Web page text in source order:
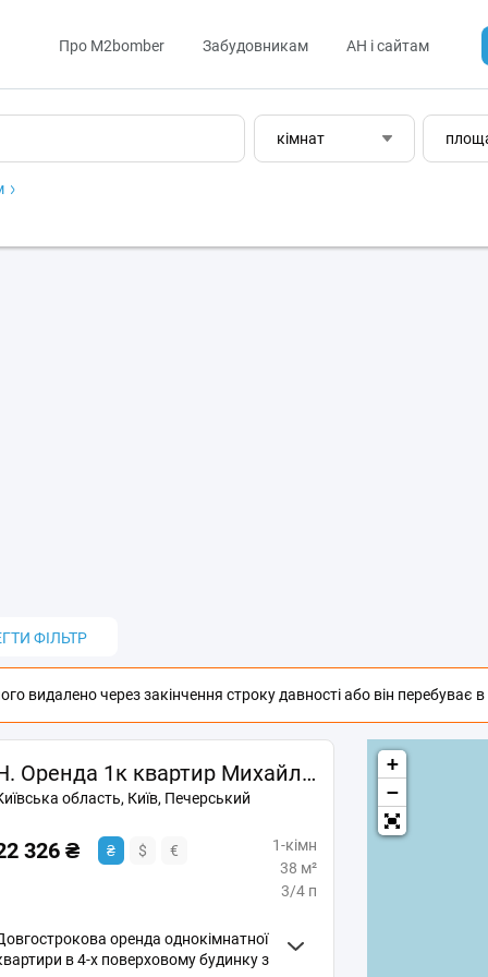
Про M2bomber Забудовникам АН і сайтам
кімнат
ФІЛЬТР
видалено через закінчення строку давності або він перебуває в
Н. Оренда 1к квартир Михайла Бойчука вул. (Кіквідзе), 14-В
область, Київ, Печерський
326 ₴ ₴ $ €
1-кімн
38 м²
3/4 п
оренда однокімнатної
в 4-х поверховому будинку з
+
−